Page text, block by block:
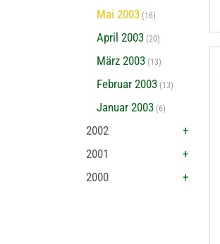
Mai 2003 (16)
April 2003 (20)
März 2003 (13)
Februar 2003 (13)
Januar 2003 (6)
2002
2001
2000